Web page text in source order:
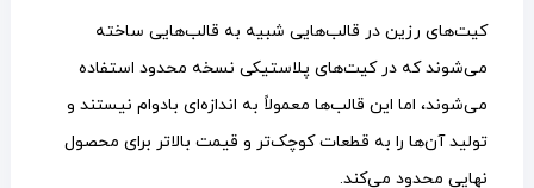
کیت‌های رزین در قالب‌هایی شبیه به قالب‌هایی ساخته
می‌شوند که در کیت‌های پلاستیکی نسخه محدود استفاده
می‌شوند، اما این قالب‌ها معمولاً به اندازه‌ای بادوام نیستند و
تولید آن‌ها را به قطعات کوچک‌تر و قیمت بالاتر برای محصول
نهایی محدود می‌کند.